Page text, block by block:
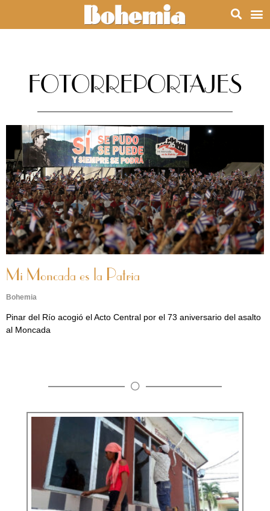
FOTORREPORTAJES
Mi Moncada es la Patria
Bohemia
Pinar del Río acogió el Acto Central por el 73 aniversario del asalto
al Moncada